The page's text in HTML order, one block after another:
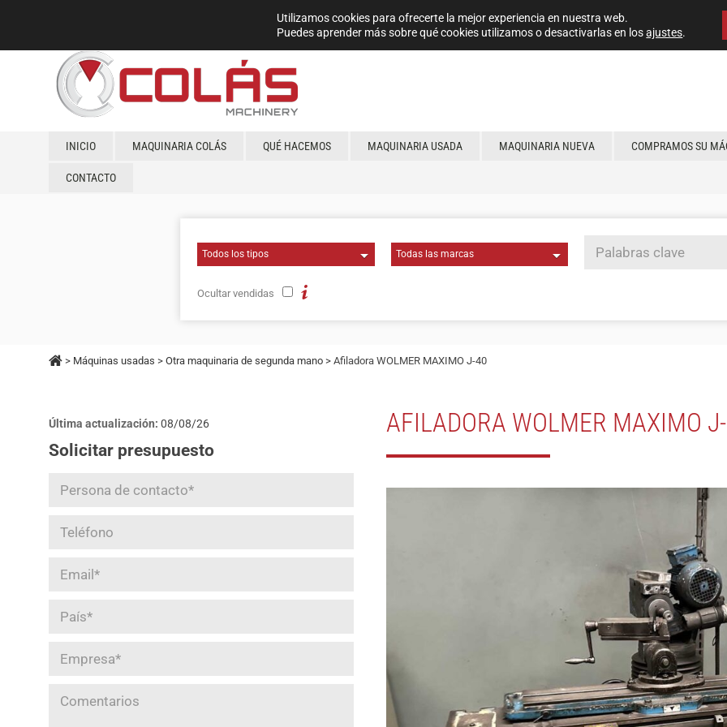
INICIO MAQUINARIA COLÁS QUÉ HACEMOS MAQUINARIA USADA MAQUINARIA NUEVA COMPRAMOS SU
CONTACTO
Ocultar vendidas
> Máquinas usadas > Otra maquinaria de segunda mano > Afiladora WOLMER MAXIMO J-40
AFILADORA WOLMER MAXIMO
Última actualización: 08/08/26
Solicitar presupuesto
Utilizamos cookies para ofrecerte la mejor experiencia en nuestra web.
Puedes aprender más sobre qué cookies utilizamos o desactivarlas en losajustes.